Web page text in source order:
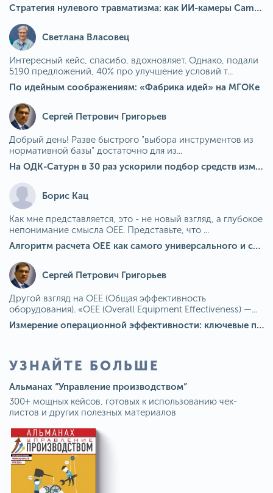
Стратегия нулевого травматизма: как ИИ-камеры Camkord снижают риск наезда на пешехода при работе на погрузчике
Светлана Власовец
Интересный кейс, спасибо, вдохновляет. Однако, подали
5190 предложений, 40% про улучшение условий т...
По идейным соображениям: «Фабрика идей» на МГОКе
Сергей Петрович Григорьев
Добрый день! Разве быстрого "выбора инструментов из
нормативной базы" достаточно для из...
На ОДК-Сатурн в 30 раз ускорили подбор средств измерения для контроля качества продукции
Борис Кац
Как мне представляется, это - не новый взгляд, а глубокое
непонимание смысла OEE. Представьте, что ...
Алгоритм расчета ОЕЕ как самого универсального и современного показателя эффективности оборудования в мире
Сергей Петрович Григорьев
Другой взгляд на OEE (Общая эффективность
оборудования). «OEE (Overall Equipment Effectiveness) —...
Измерение операционной эффективности: ключевые показатели для непрерывного совершенствования
УЗНАЙТЕ БОЛЬШЕ
Альманах “Управление производством”
300+ мощных кейсов, готовых к использованию чек-
листов и других полезных материалов